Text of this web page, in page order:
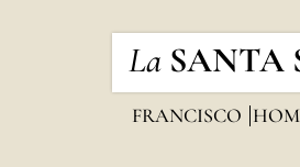
La SANTA
FRANCISCO